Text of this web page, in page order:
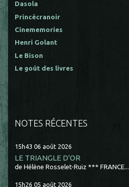
Dasola
Princécranoir
Cinememories
Henri Golant
Le Bison
Le goût des livres
NOTES RÉCENTES
15h43 06 août 2026
LE TRIANGLE D'OR
de Hélène Rosselet-Ruiz *** FRANCE...
15h26 05 août 2026